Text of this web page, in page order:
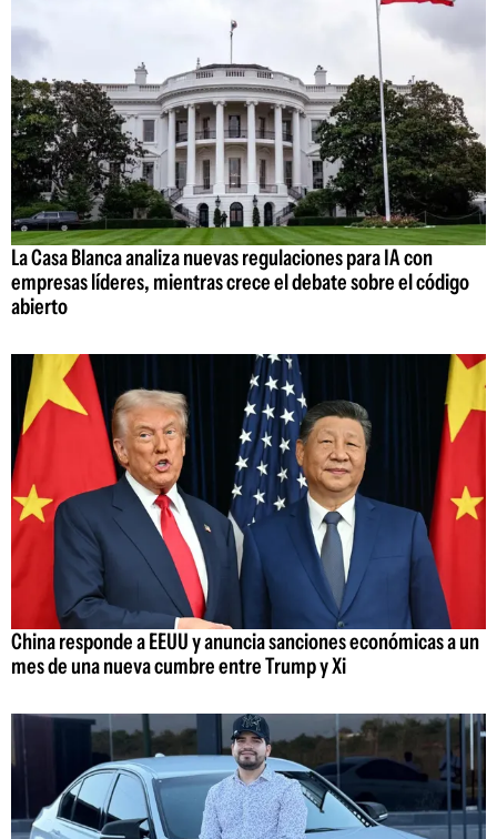
La Casa Blanca analiza nuevas regulaciones para IA con
empresas líderes, mientras crece el debate sobre el código
abierto
China responde a EEUU y anuncia sanciones económicas a un
mes de una nueva cumbre entre Trump y Xi